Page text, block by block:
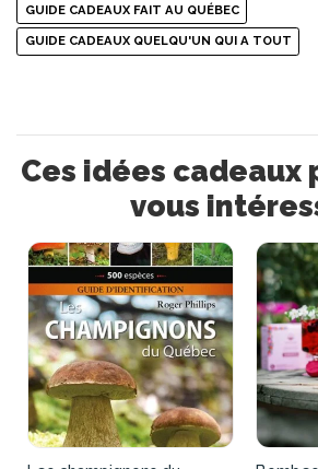
GUIDE CADEAUX FAIT AU QUÉBEC
GUIDE CADEAUX QUELQU'UN QUI A TOUT
Ces idées cadeaux
vous